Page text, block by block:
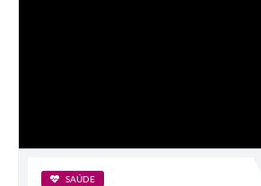
SAÚDE